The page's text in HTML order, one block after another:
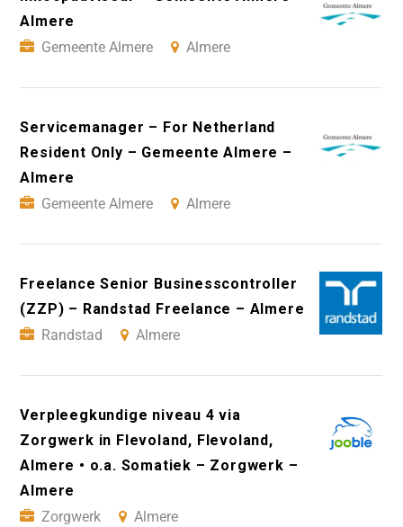
Almere
Gemeente Almere
Almere
Servicemanager – For Netherland
Resident Only – Gemeente Almere –
Almere
Gemeente Almere
Almere
Freelance Senior Businesscontroller
(ZZP) – Randstad Freelance – Almere
Randstad
Almere
Verpleegkundige niveau 4 via
Zorgwerk in Flevoland, Flevoland,
Almere • o.a. Somatiek – Zorgwerk –
Almere
Zorgwerk
Almere